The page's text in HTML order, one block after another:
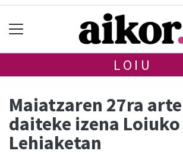
LOIU
Maiatzaren 27ra
daiteke izena Loiuko
Lehiaketan